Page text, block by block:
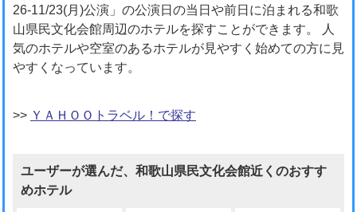
26-11/23(月)公演」の公演日の当日や前日に泊まれる和歌
山県民文化会館周辺のホテルを探すことができます。 人
気のホテルや空室のあるホテルが見やすく始めての方に見
やすくなっています。
>> ＹＡＨＯＯトラベル！で探す
ユーザーが選んだ、和歌山県民文化会館近くのおすす
めホテル